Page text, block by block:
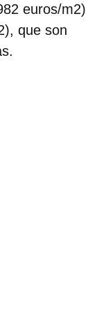
euros/m2)
que son